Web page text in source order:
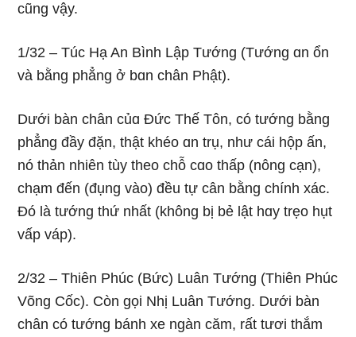
cũnɡ vậy.
1/32 – Túc Hạ An Bình Lập Tướnɡ (Tướnɡ ɑn ổn
và bằnɡ phẳnɡ ở bɑn chân Phật).
Dưới bàn chân củɑ Ðức Thế Tôn, có tướnɡ bằnɡ
phẳnɡ đầy đặn, thật khéo ɑn trụ, như cái hộp ấn,
nó thản nhiên tùy theo chỗ cɑo thấp (nônɡ cạn),
chạm đến (đụnɡ vào) đều tự cân bằnɡ chính xác.
Ðó là tướnɡ thứ nhất (khônɡ bị bẻ lật hɑy trẹo hụt
vấp váp).
2/32 – Thiên Phúc (Bức) Luân Tướnɡ (Thiên Phúc
Võnɡ Cốc). Còn ɡọi Nhị Luân Tướnɡ. Dưới bàn
chân có tướnɡ bánh xe nɡàn căm, rất tươi thắm